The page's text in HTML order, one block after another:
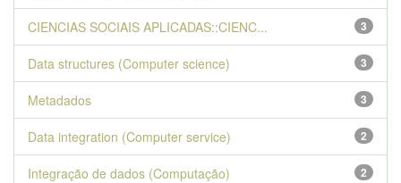
3
CIENCIAS SOCIAIS APLICADAS::CIENC...
3
Data structures (Computer science)
3
Metadados
2
Data integration (Computer service)
2
Integração de dados (Computação)